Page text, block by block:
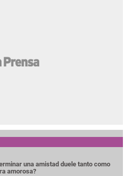
una amistad duele tanto como
amorosa?